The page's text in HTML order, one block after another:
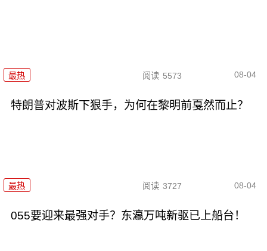
最热 阅读 5573 08-04
特朗普对波斯下狠手，为何在黎明前戛然而止？
最热 阅读 3727 08-04
055要迎来最强对手？东瀛万吨新驱已上船台！